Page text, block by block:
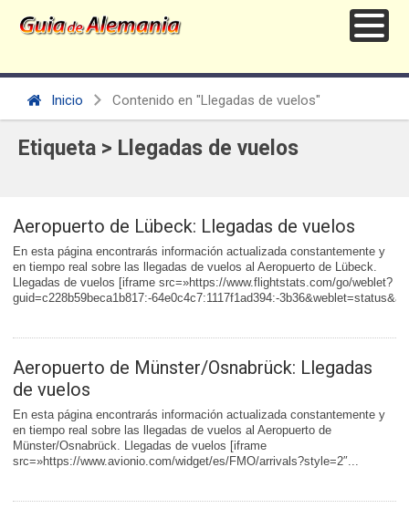
Inicio Contenido en "Llegadas de vuelos"
Etiqueta > Llegadas de vuelos
Aeropuerto de Lübeck: Llegadas de vuelos
En esta página encontrarás información actualizada constantemente y
en tiempo real sobre las llegadas de vuelos al Aeropuerto de Lübeck.
Llegadas de vuelos [iframe src=»https://www.flightstats.com/go/weblet?
guid=c228b59beca1b817:-64e0c4c7:1117f1ad394:-
Aeropuerto de Münster/Osnabrück: Llegadas
de vuelos
En esta página encontrarás información actualizada constantemente y
en tiempo real sobre las llegadas de vuelos al Aeropuerto de
Münster/Osnabrück. Llegadas de vuelos [iframe
src=»https://www.avionio.com/widget/es/FMO/arrivals?style=2″...